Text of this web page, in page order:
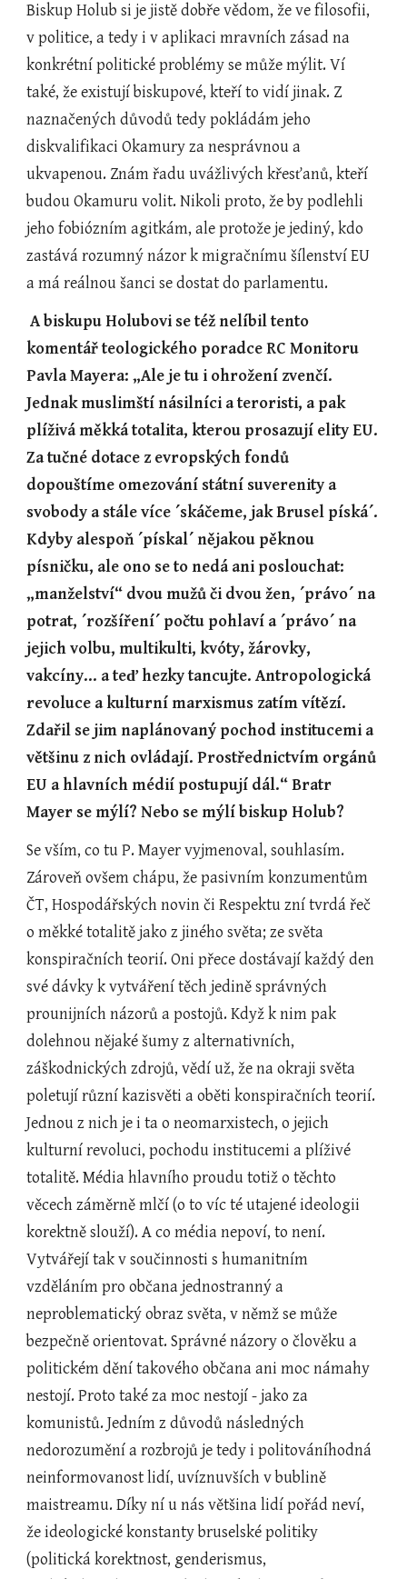
Biskup Holub si je jistě dobře vědom, že ve filosofii,
v politice, a tedy i v aplikaci mravních zásad na
konkrétní politické problémy se může mýlit. Ví
také, že existují biskupové, kteří to vidí jinak. Z
naznačených důvodů tedy pokládám jeho
diskvalifikaci Okamury za nesprávnou a
ukvapenou. Znám řadu uvážlivých křesťanů, kteří
budou Okamuru volit. Nikoli proto, že by podlehli
jeho fobiózním agitkám, ale protože je jediný, kdo
zastává rozumný názor k migračnímu šílenství EU
a má reálnou šanci se dostat do parlamentu.
A biskupu Holubovi se též nelíbil tento
komentář teologického poradce RC Monitoru
Pavla Mayera: „Ale je tu i ohrožení zvenčí.
Jednak muslimští násilníci a teroristi, a pak
plíživá měkká totalita, kterou prosazují elity EU.
Za tučné dotace z evropských fondů
dopouštíme omezování státní suverenity a
svobody a stále více ´skáčeme, jak Brusel píská´.
Kdyby alespoň ´pískal´ nějakou pěknou
písničku, ale ono se to nedá ani poslouchat:
„manželství“ dvou mužů či dvou žen, ´právo´ na
potrat, ´rozšíření´ počtu pohlaví a ´právo´ na
jejich volbu, multikulti, kvóty, žárovky,
vakcíny… a teď hezky tancujte. Antropologická
revoluce a kulturní marxismus zatím vítězí.
Zdařil se jim naplánovaný pochod institucemi a
většinu z nich ovládají. Prostřednictvím orgánů
EU a hlavních médií postupují dál.“ Bratr
Mayer se mýlí? Nebo se mýlí biskup Holub?
Se vším, co tu P. Mayer vyjmenoval, souhlasím.
Zároveň ovšem chápu, že pasivním konzumentům
ČT, Hospodářských novin či Respektu zní tvrdá řeč
o měkké totalitě jako z jiného světa; ze světa
konspiračních teorií. Oni přece dostávají každý den
své dávky k vytváření těch jedině správných
prounijních názorů a postojů. Když k nim pak
dolehnou nějaké šumy z alternativních,
záškodnických zdrojů, vědí už, že na okraji světa
poletují různí kazisvěti a oběti konspiračních teorií.
Jednou z nich je i ta o neomarxistech, o jejich
kulturní revoluci, pochodu institucemi a plíživé
totalitě. Média hlavního proudu totiž o těchto
věcech záměrně mlčí (o to víc té utajené ideologii
korektně slouží). A co média nepoví, to není.
Vytvářejí tak v součinnosti s humanitním
vzděláním pro občana jednostranný a
neproblematický obraz světa, v němž se může
bezpečně orientovat. Správné názory o člověku a
politickém dění takového občana ani moc námahy
nestojí. Proto také za moc nestojí - jako za
komunistů. Jedním z důvodů následných
nedorozumění a rozbrojů je tedy i politováníhodná
neinformovanost lidí, uvíznuvších v bublině
maistreamu. Díky ní u nás většina lidí pořád neví,
že ideologické konstanty bruselské politiky
(politická korektnost, genderismus,